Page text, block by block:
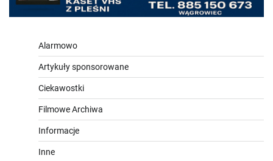
Alarmowo
Artykuły sponsorowane
Ciekawostki
Filmowe Archiwa
Informacje
Inne